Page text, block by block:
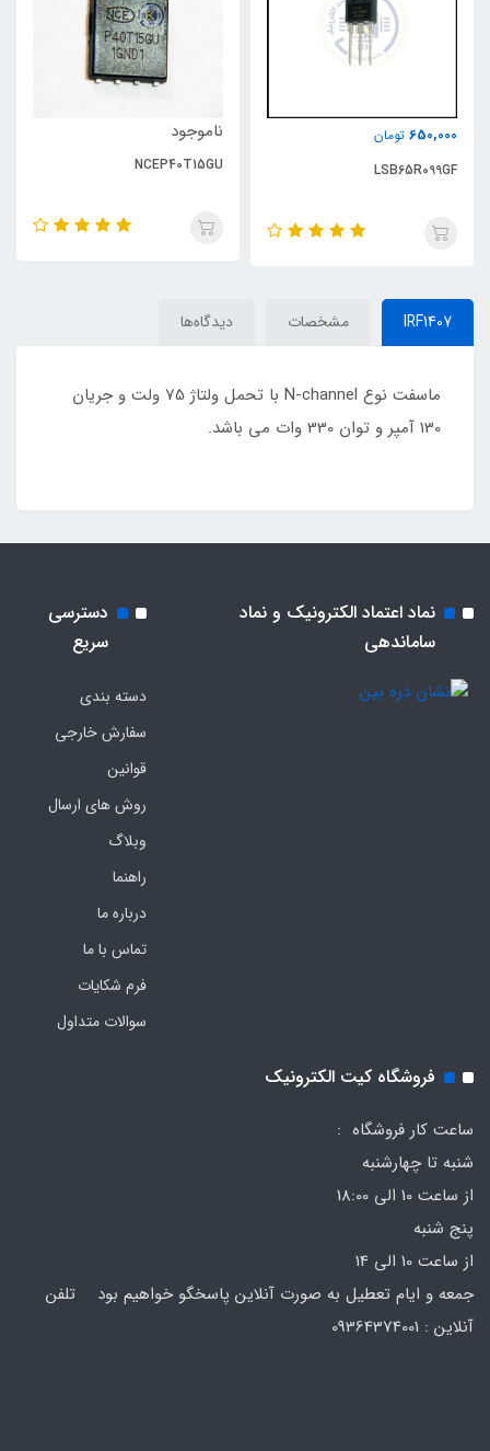
650,000 تومان
LSB65R099GF
ناموجود
NCEP40T15GU
IRF1407 مشخصات دیدگاه‌ها
ماسفت نوع N-channel با تحمل ولتاژ 75 ولت و جریان
130 آمپر و توان 330 وات می باشد.
نماد اعتماد الکترونیک و نماد
ساماندهی
دسترسی
سریع
دسته بندی
سفارش خارجی
قوانین
روش های ارسال
وبلاگ
راهنما
درباره ما
تماس با ما
فرم‌ شکایات
سوالات متداول
فروشگاه کیت الکترونیک
ساعت کار فروشگاه :
شنبه تا چهارشنبه
از ساعت 10 الی 18:00
پنج شنبه
از ساعت 10 الی 14
جمعه و ایام تعطیل به صورت آنلاین پاسخگو خواهیم بود تلفن